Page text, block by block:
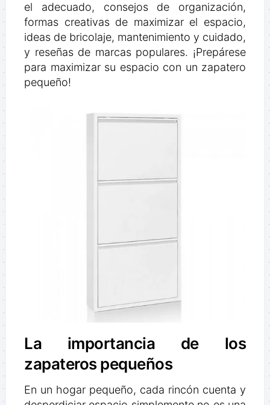
el adecuado, consejos de organización,
formas creativas de maximizar el espacio,
ideas de bricolaje, mantenimiento y cuidado,
y reseñas de marcas populares. ¡Prepárese
para maximizar su espacio con un zapatero
pequeño!
La importancia de los
zapateros pequeños
En un hogar pequeño, cada rincón cuenta y